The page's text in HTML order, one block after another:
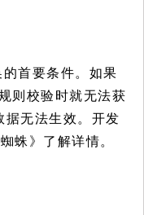
首要条件。如果
则校验时就无法获
无法生效。开发
蛛》了解详情。